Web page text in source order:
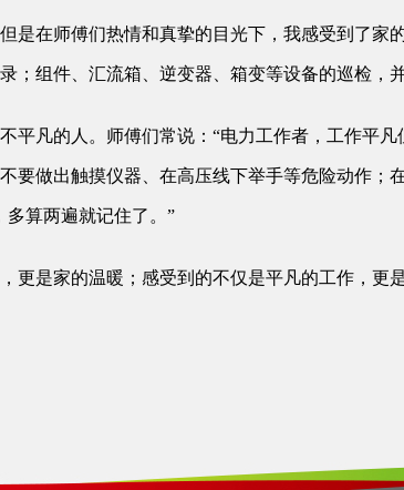
是在师傅们热情和真挚的目光下，我感受到了
；组件、汇流箱、逆变器、箱变等设备的巡检
平凡的人。师傅们常说：“电力工作者，工作平
要做出触摸仪器、在高压线下举手等危险动作
多算两遍就记住了。”
更是家的温暖；感受到的不仅是平凡的工作，更